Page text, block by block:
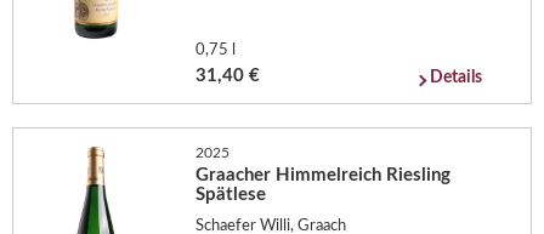
0,75 l
31,40 € Details
2025
Graacher Himmelreich Riesling
Spätlese
Schaefer Willi, Graach